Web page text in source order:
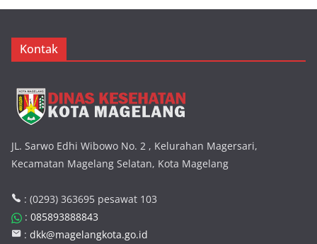
Kontak
JL. Sarwo Edhi Wibowo No. 2 , Kelurahan Magersari,
Kecamatan Magelang Selatan, Kota Magelang
: (0293) 363695 pesawat 103
: 085893888843
: dkk@magelangkota.go.id